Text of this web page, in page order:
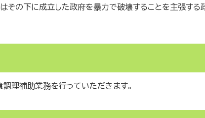
その下に成立した政府を暴力で破壊することを主張する
理補助業務を行っていただきます。